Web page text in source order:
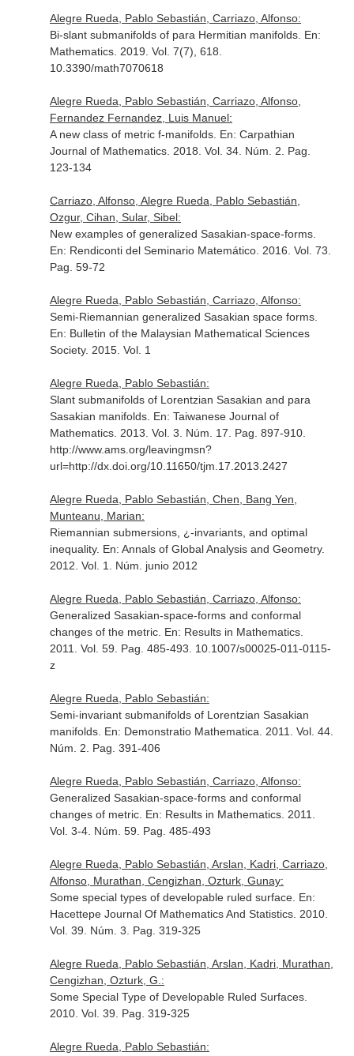
Alegre Rueda, Pablo Sebastián, Carriazo, Alfonso:
Bi-slant submanifolds of para Hermitian manifolds. En:
Mathematics. 2019. Vol. 7(7), 618.
10.3390/math7070618
Alegre Rueda, Pablo Sebastián, Carriazo, Alfonso,
Fernandez Fernandez, Luis Manuel:
A new class of metric f-manifolds. En: Carpathian
Journal of Mathematics. 2018. Vol. 34. Núm. 2. Pag.
123-134
Carriazo, Alfonso, Alegre Rueda, Pablo Sebastián,
Ozgur, Cihan, Sular, Sibel:
New examples of generalized Sasakian-space-forms.
En: Rendiconti del Seminario Matemático. 2016. Vol. 73.
Pag. 59-72
Alegre Rueda, Pablo Sebastián, Carriazo, Alfonso:
Semi-Riemannian generalized Sasakian space forms.
En: Bulletin of the Malaysian Mathematical Sciences
Society. 2015. Vol. 1
Alegre Rueda, Pablo Sebastián:
Slant submanifolds of Lorentzian Sasakian and para
Sasakian manifolds. En: Taiwanese Journal of
Mathematics. 2013. Vol. 3. Núm. 17. Pag. 897-910.
http://www.ams.org/leavingmsn?
url=http://dx.doi.org/10.11650/tjm.17.2013.2427
Alegre Rueda, Pablo Sebastián, Chen, Bang Yen,
Munteanu, Marian:
Riemannian submersions, ¿-invariants, and optimal
inequality. En: Annals of Global Analysis and Geometry.
2012. Vol. 1. Núm. junio 2012
Alegre Rueda, Pablo Sebastián, Carriazo, Alfonso:
Generalized Sasakian-space-forms and conformal
changes of the metric. En: Results in Mathematics.
2011. Vol. 59. Pag. 485-493. 10.1007/s00025-011-0115-
z
Alegre Rueda, Pablo Sebastián:
Semi-invariant submanifolds of Lorentzian Sasakian
manifolds. En: Demonstratio Mathematica . 2011. Vol. 44.
Núm. 2. Pag. 391-406
Alegre Rueda, Pablo Sebastián, Carriazo, Alfonso:
Generalized Sasakian-space-forms and conformal
changes of metric. En: Results in Mathematics. 2011.
Vol. 3-4. Núm. 59. Pag. 485-493
Alegre Rueda, Pablo Sebastián, Arslan, Kadri, Carriazo,
Alfonso, Murathan, Cengizhan, Ozturk, Gunay:
Some special types of developable ruled surface. En:
Hacettepe Journal Of Mathematics And Statistics. 2010.
Vol. 39. Núm. 3. Pag. 319-325
Alegre Rueda, Pablo Sebastián, Arslan, Kadri, Murathan,
Cengizhan, Ozturk, G.:
Some Special Type of Developable Ruled Surfaces.
2010. Vol. 39. Pag. 319-325
Alegre Rueda, Pablo Sebastián: